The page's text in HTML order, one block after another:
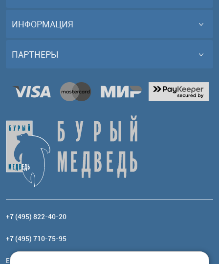
ИНФОРМАЦИЯ
ПАРТНЕРЫ
+7 (495) 822-40-20
+7 (495) 710-75-95
Email: